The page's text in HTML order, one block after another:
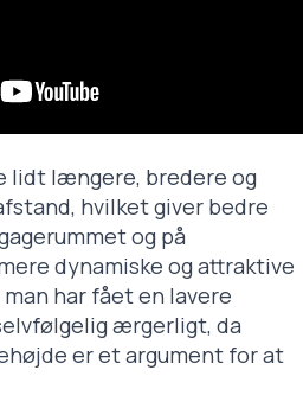
lidt længere, bredere og
hvilket giver bedre
og på
dynamiske og attraktive
har fået en lavere
ærgerligt, da
er et argument for at